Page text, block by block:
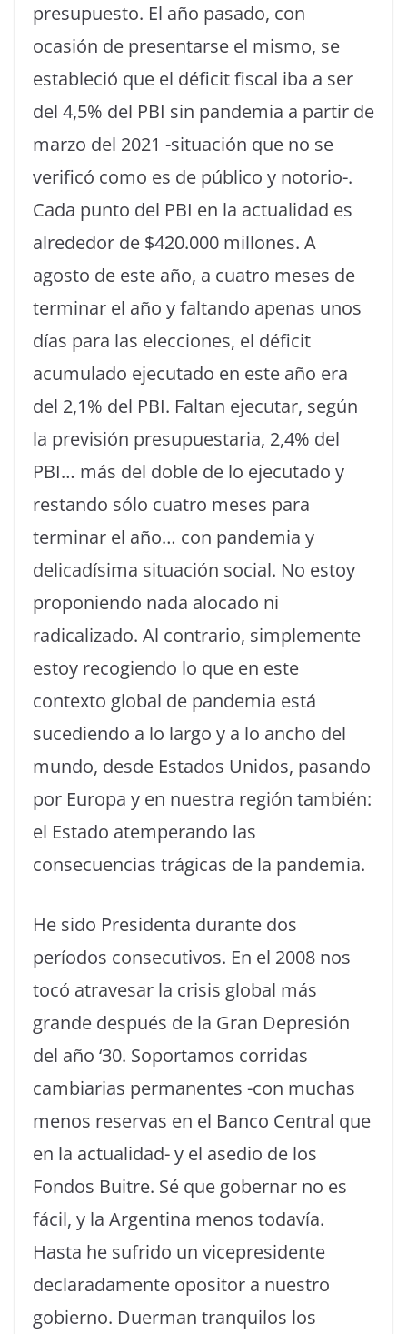
presupuesto. El año pasado, con
ocasión de presentarse el mismo, se
estableció que el déficit fiscal iba a ser
del 4,5% del PBI sin pandemia a partir de
marzo del 2021 -situación que no se
verificó como es de público y notorio-.
Cada punto del PBI en la actualidad es
alrededor de $420.000 millones. A
agosto de este año, a cuatro meses de
terminar el año y faltando apenas unos
días para las elecciones, el déficit
acumulado ejecutado en este año era
del 2,1% del PBI. Faltan ejecutar, según
la previsión presupuestaria, 2,4% del
PBI… más del doble de lo ejecutado y
restando sólo cuatro meses para
terminar el año… con pandemia y
delicadísima situación social. No estoy
proponiendo nada alocado ni
radicalizado. Al contrario, simplemente
estoy recogiendo lo que en este
contexto global de pandemia está
sucediendo a lo largo y a lo ancho del
mundo, desde Estados Unidos, pasando
por Europa y en nuestra región también:
el Estado atemperando las
consecuencias trágicas de la pandemia.
He sido Presidenta durante dos
períodos consecutivos. En el 2008 nos
tocó atravesar la crisis global más
grande después de la Gran Depresión
del año ‘30. Soportamos corridas
cambiarias permanentes -con muchas
menos reservas en el Banco Central que
en la actualidad- y el asedio de los
Fondos Buitre. Sé que gobernar no es
fácil, y la Argentina menos todavía.
Hasta he sufrido un vicepresidente
declaradamente opositor a nuestro
gobierno. Duerman tranquilos los